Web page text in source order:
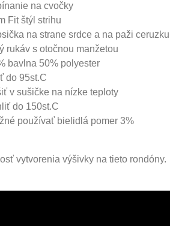
na cvočky
Fit štýl strihu
na strane srdce a na paži ceruzku
rukáv s otočnou manžetou
bavlna 50% polyester
do 95st.C
v sušičke na nízke teploty
do 150st.C
používať bielidlá pomer 3%
vytvorenia výšivky na tieto rondóny.